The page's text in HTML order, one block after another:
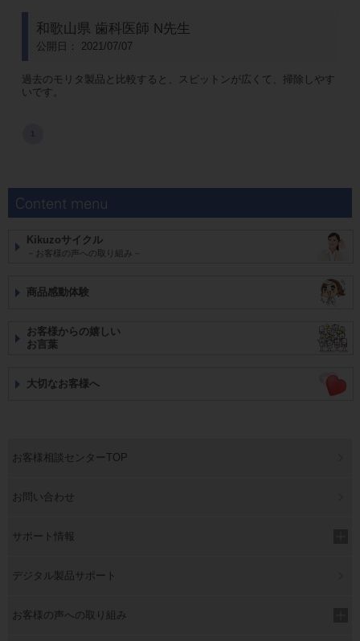
和歌山県 歯科医師 N先生
公開日： 2021/07/07
過去のモリタ製品と比較すると、スピットンが広くて、掃除しやす
いです。
1
Kikuzoサイクル
－お客様の声への取り組み－
商品感動体験
お客様からの嬉しい
お言葉
大切なお客様へ
お客様相談センターTOP
お問い合わせ
サポート情報
デジタル製品サポート
お客様の声への取り組み